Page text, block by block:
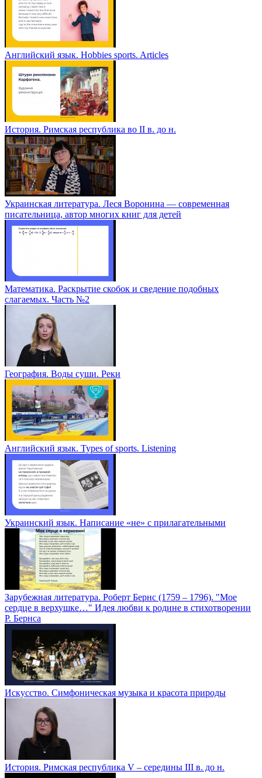
Английский язык. Hobbies sports. Articles
История. Римская республика во II в. до н.
Украинская литература. Леся Воронина — современная
писательница, автор многих книг для детей
Математика. Раскрытие скобок и сведение подобных
слагаемых. Часть №2
География. Воды суши. Реки
Английский язык. Types of sports. Listening
Украинский язык. Написание «не» с прилагательными
Зарубежная литература. Роберт Бернс (1759 – 1796). "Мое
сердце в верхушке…" Идея любви к родине в стихотворении
Р. Бернса
Искусство. Симфоническая музыка и красота природы
История. Римская республика V – середины III в. до н.